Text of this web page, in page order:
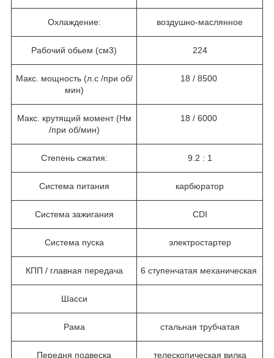
Охлаждение: воздушно-маслянное
Рабочий обьем (см3) 224
Макс. мощность (л.с /при об/
мин)
18 / 8500
Макс. крутящий момент (Нм
/при об/мин)
18 / 6000
Степень сжатия: 9.2 : 1
Система питания карбюратор
Система зажигания CDI
Система пуска электростартер
КПП / главная передача 6 ступенчатая механическая
Шасси
Рама стальная трубчатая
Передня подвеска телескопическая вилка